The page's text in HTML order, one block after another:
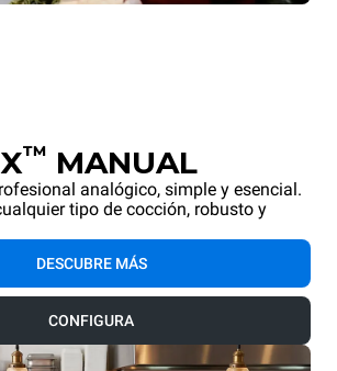
™ MANUAL
analógico, simple y esencial.
tipo de cocción, robusto y
DESCUBRE MÁS
CONFIGURA